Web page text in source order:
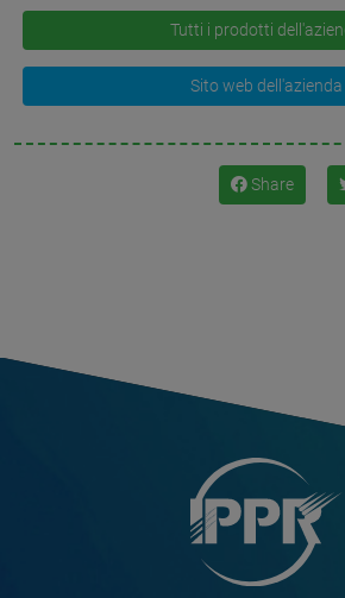
Tutti i prodotti
Sito web dell'azienda
Share